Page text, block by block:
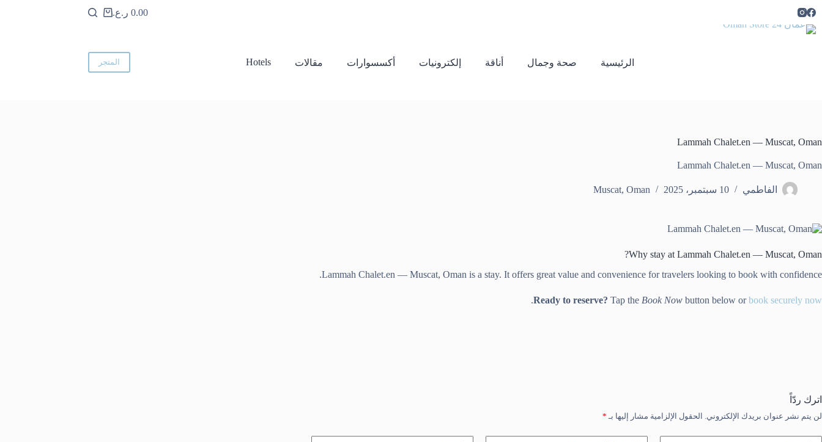
إلى
المحتوى
عربة
0.00 ر.ع.
الرئيسية صحة وجمال أناقة إلكترونيات أكسسوارات مقالات Hotels المتجر
Lammah Chalet.en — Muscat, Oman
Lammah Chalet.en — Muscat, Oman
الفاطمي 10 سبتمبر، 2025 Muscat, Oman
Why stay at Lammah Chalet.en — Muscat, Oman?
Lammah Chalet.en — Muscat, Oman is a stay. It offers great value and convenience for travelers looking to book with confidence.
Ready to reserve? Tap the Book Now button below orbook securely now
.
اترك ردّاً
لن يتم نشر عنوان بريدك الإلكتروني. الحقول الإلزامية مشار إليها بـ *